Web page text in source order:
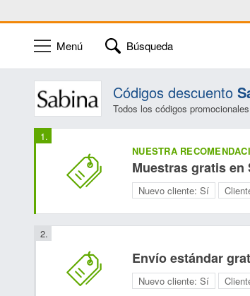
Menú Búsqueda
Códigos descuento
Todos los códigos
NUESTRA
Muestras gratis en
Nuevo cliente: Sí
Envío estándar
Nuevo cliente: Sí